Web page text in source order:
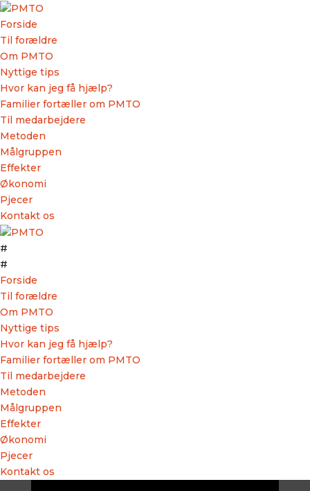
Forside
Til forældre
Om PMTO
Nyttige tips
Hvor kan jeg få hjælp?
Familier fortæller om PMTO
Til medarbejdere
Metoden
Målgruppen
Effekter
Økonomi
Pjecer
Kontakt os
#
#
Forside
Til forældre
Om PMTO
Nyttige tips
Hvor kan jeg få hjælp?
Familier fortæller om PMTO
Til medarbejdere
Metoden
Målgruppen
Effekter
Økonomi
Pjecer
Kontakt os